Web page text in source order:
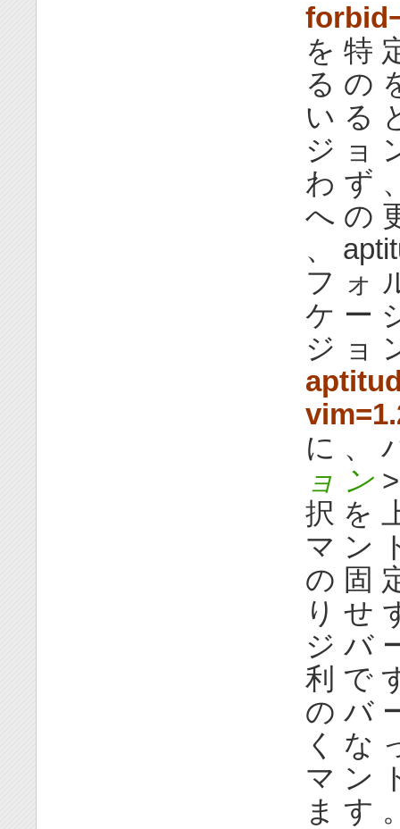
を 特
る の
い る
ジ ョ
わ ず
へ の
、
フ ォ
ケ ー
ジ ョ
に 、
ョ ン>
択 を
マ ン
の 固
り せ
ジ バ
利 で
の バ
く な
マ ン
ま す